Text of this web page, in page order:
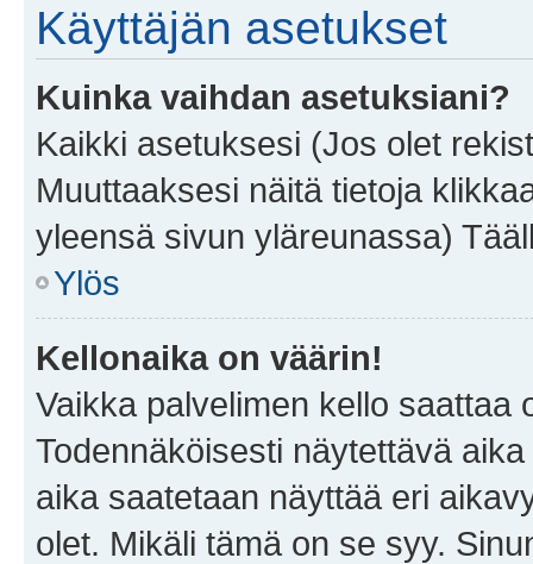
Käyttäjän asetukset
Kuinka vaihdan asetuksiani?
Kaikki asetuksesi (Jos olet
Muuttaaksesi näitä tietoja
yleensä sivun yläreunassa)
Ylös
Kellonaika on väärin!
Vaikka palvelimen kello saattaa
Todennäköisesti näytettävä
aika saatetaan näyttää eri
olet. Mikäli tämä on se syy.